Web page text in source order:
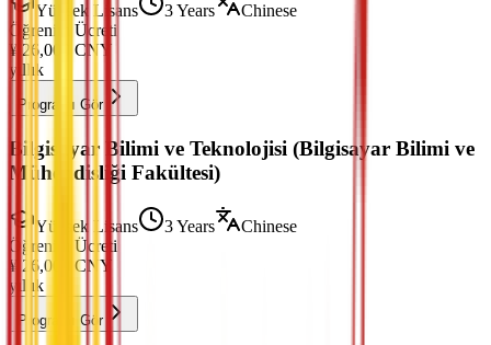
Yüksek Lisans 3 Years
Chinese
Öğrenim Ücreti
¥ 26,000
CNY
yıllık
Programı Gör
Bilgisayar Bilimi ve Teknolojisi (Bilgisayar Bilimi ve
Mühendisliği Fakültesi)
Yüksek Lisans 3 Years
Chinese
Öğrenim Ücreti
¥ 26,000
CNY
yıllık
Programı Gör